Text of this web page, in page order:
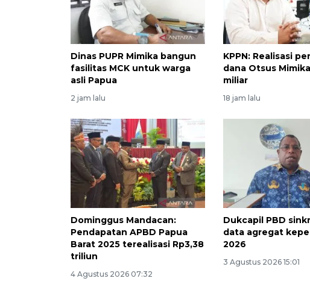
Dinas PUPR Mimika bangun
fasilitas MCK untuk warga
asli Papua
2 jam lalu
KPPN: Realisasi
dana Otsus
miliar
18 jam lalu
Dominggus Mandacan:
Pendapatan APBD Papua
Barat 2025 terealisasi Rp3,38
triliun
4 Agustus 2026 07:32
Dukcapil PBD
data agregat
2026
3 Agustus 2026 15:01